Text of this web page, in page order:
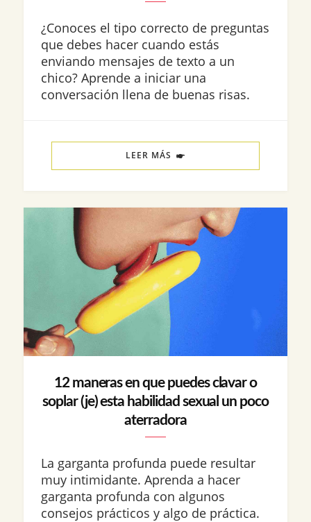
¿Conoces el tipo correcto de preguntas
que debes hacer cuando estás
enviando mensajes de texto a un
chico? Aprende a iniciar una
conversación llena de buenas risas.
LEER MÁS
12 maneras en que puedes clavar o
soplar (je) esta habilidad sexual un poco
aterradora
La garganta profunda puede resultar
muy intimidante. Aprenda a hacer
garganta profunda con algunos
consejos prácticos y algo de práctica.